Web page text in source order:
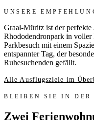
UNSERE
Graal-Müritz ist der
Rhododendronpark in voller
Parkbesuch mit einem
entspannter Tag, der
Ruhesuchenden gefällt.
Alle Ausflugsziele im
BLEIBEN SIE IN DER
Zwei